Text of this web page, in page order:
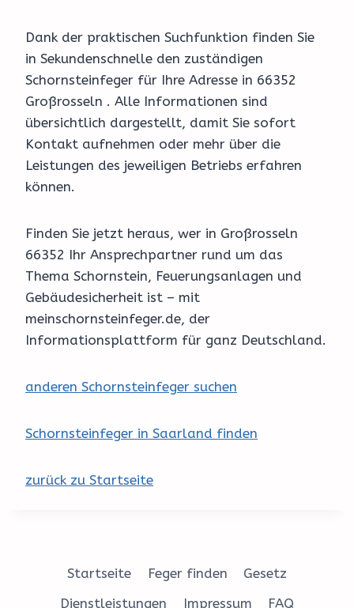
Dank der praktischen Suchfunktion finden Sie
in Sekundenschnelle den zuständigen
Schornsteinfeger für Ihre Adresse in 66352
Großrosseln . Alle Informationen sind
übersichtlich dargestellt, damit Sie sofort
Kontakt aufnehmen oder mehr über die
Leistungen des jeweiligen Betriebs erfahren
können.
Finden Sie jetzt heraus, wer in Großrosseln
66352 Ihr Ansprechpartner rund um das
Thema Schornstein, Feuerungsanlagen und
Gebäudesicherheit ist – mit
meinschornsteinfeger.de, der
Informationsplattform für ganz Deutschland.
anderen Schornsteinfeger suchen
Schornsteinfeger in Saarland finden
zurück zu Startseite
Startseite Feger finden
Gesetz
Dienstleistungen
Impressum FAQ